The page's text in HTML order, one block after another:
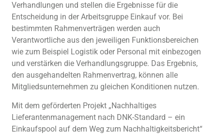
Verhandlungen und stellen die Ergebnisse für die
Entscheidung in der Arbeitsgruppe Einkauf vor. Bei
bestimmten Rahmenverträgen werden auch
Verantwortliche aus den jeweiligen Funktionsbereichen
wie zum Beispiel Logistik oder Personal mit einbezogen
und verstärken die Verhandlungsgruppe. Das Ergebnis,
den ausgehandelten Rahmenvertrag, können alle
Mitgliedsunternehmen zu gleichen Konditionen nutzen.
Mit dem geförderten Projekt „Nachhaltiges
Lieferantenmanagement nach DNK­-Standard – ein
Einkaufspool auf dem Weg zum Nachhaltigkeitsbericht“